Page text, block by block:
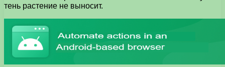
тень растение не выносит.